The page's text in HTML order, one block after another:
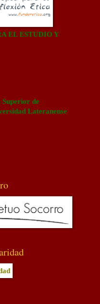
EL ESTUDIO Y
Superior de
Lateranense